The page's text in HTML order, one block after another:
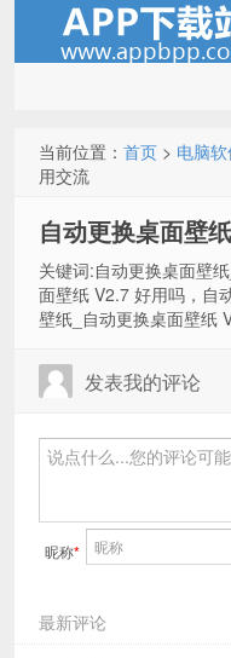
当前位置： 首页 > 电脑
用交流
自动更换桌面壁
关键词:自动更换桌面壁
面壁纸 V2.7 好用吗，自
壁纸_自动更换桌面壁纸
发表我的评论
昵称*
最新评论